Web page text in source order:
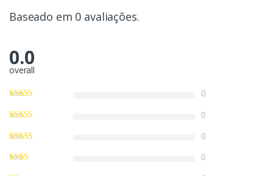
Baseado em 0 avaliações.
0.0
overall
0
0
0
0